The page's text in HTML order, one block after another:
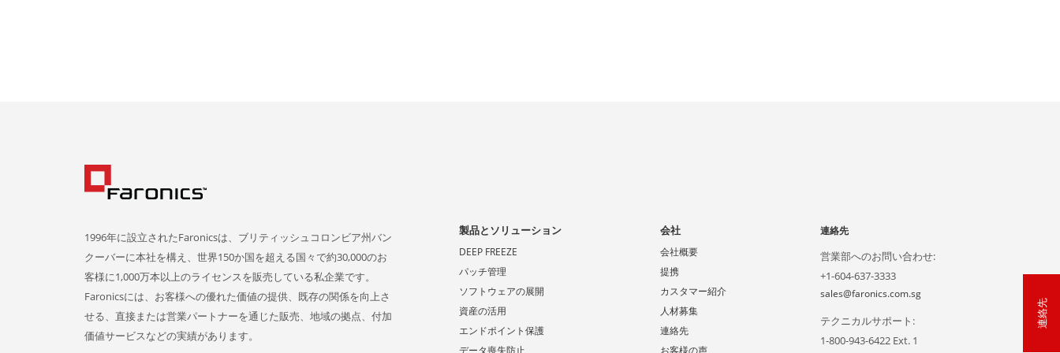
1996年に設立されたFaronicsは、ブリティッシュコロンビア州バン
クーバーに本社を構え、世界150か国を超える国々で約30,000のお
客様に1,000万本以上のライセンスを販売している私企業です。
Faronicsには、お客様への優れた価値の提供、既存の関係を向上さ
せる、直接または営業パートナーを通じた販売、地域の拠点、付加
価値サービスなどの実績があります。
製品とソリューション
DEEP FREEZE
パッチ管理
ソフトウェアの展開
資産の活用
エンドポイント保護
データ喪失防止
会社
会社概要
提携
カスタマー紹介
人材募集
連絡先
お客様の声
連絡先
営業部へのお問い合わせ:
+1-604-637-3333
sales@faronics.com.sg
テクニカルサポート:
1-800-943-6422 Ext. 1
連絡先